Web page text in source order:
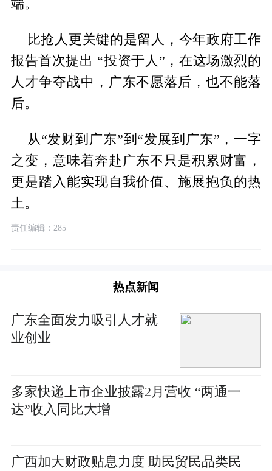
端。
比抢人更关键的是留人，今年政府工作
报告首次提出 “投资于人”，在这场激烈的
人才争夺战中，广东不愿落后，也不能落
后。
从“发财到广东”到“发展到广东”，一字
之变，意味着奔赴广东不只是积累财富，
更是踏入能实现自我价值、施展抱负的热
土。
责任编辑：285
热点新闻
广东全面发力吸引人才就
业创业
多家快递上市企业披露2月营收 “两通一
达”收入同比大增
广西加大财政贴息力度 助民贸民品类民